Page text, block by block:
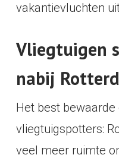
vakantievluchten
Vliegtuigen
nabij
Het best
vliegtuigspotters:
veel meer ruimte